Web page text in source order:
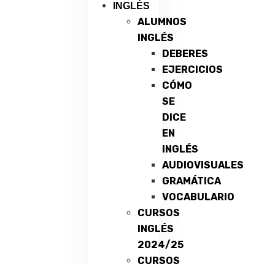
INGLÉS
ALUMNOS
INGLÉS
DEBERES
EJERCICIOS
CÓMO
SE
DICE
EN
INGLÉS
AUDIOVISUALES
GRAMÁTICA
VOCABULARIO
CURSOS
INGLÉS
2024/25
CURSOS